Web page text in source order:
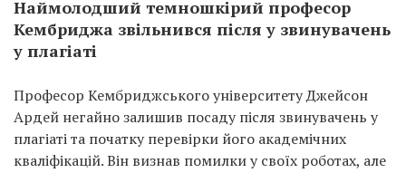
Наймолодший темношкірий професор
Кембриджа звільнився після у звинувачень
у плагіаті
Професор Кембриджського університету Джейсон
Ардей негайно залишив посаду після звинувачень у
плагіаті та початку перевірки його академічних
кваліфікацій. Він визнав помилки у своїх роботах, але